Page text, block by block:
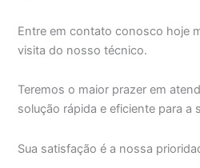
Entre em contato conosco hoje
visita do nosso técnico.
Teremos o maior prazer em
solução rápida e eficiente para a
Sua satisfação é a nossa